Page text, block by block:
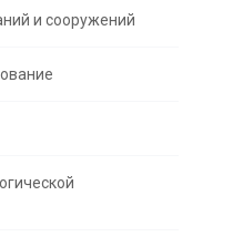
и сооружений